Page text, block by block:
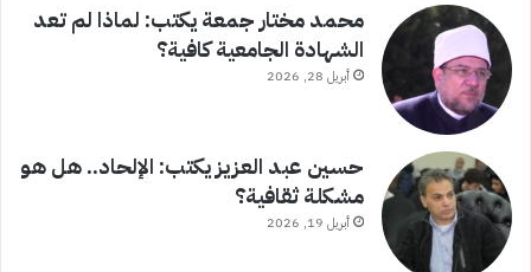
محمد مختار جمعة يكتب: لماذا لم تعد
الشهادة الجامعية كافية؟
أبريل 28, 2026
حسين عبد العزيز يكتب: الإلحاد.. هل هو
مشكلة ثقافية؟
أبريل 19, 2026